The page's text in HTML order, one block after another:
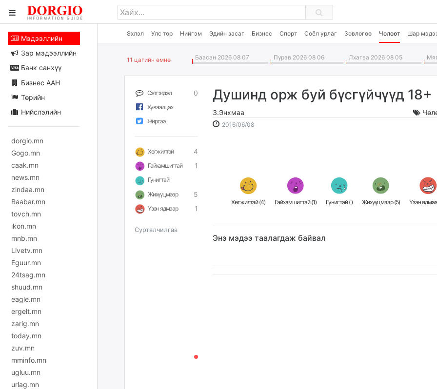
Эхлэл Улс төр Нийгэм Эдийн засаг Бизнес Спорт Соёл урлаг Зөвлөгөө Чөлөөт Шар
Мэдээллийн
Зар мэдээллийн
Банк санхүү
Бизнес ААН
Төрийн
Нийслэлийн
dorgio.mn
Gogo.mn
caak.mn
news.mn
zindaa.mn
Baabar.mn
tovch.mn
ikon.mn
mnb.mn
Livetv.mn
Eguur.mn
24tsag.mn
shuud.mn
eagle.mn
ergelt.mn
zarig.mn
today.mn
zuv.mn
mminfo.mn
ugluu.mn
urlag.mn
11 цагийн өмнө Баасан 2026 08 07 Пүрэв 2026 08 06 Лхагва 2026 08 05
Сэтгэгдэл 0
Хуваалцах
Жиргээ
Хөгжилтэй 4
Гайхамшигтай 1
Гунигтай
Жихүүцмээр
5
Үзэн ядмаар 1
Сурталчилгаа
Душинд орж буй бүсгүйчүүд 18+
З.Энхмаа
2016/06/082016-
2026-
Хөгжилтэй (4) Гайхамшигтай (1) Гунигтай () Жихүүцмээр (5) Үзэн
Энэ мэдээ таалагдаж байвал